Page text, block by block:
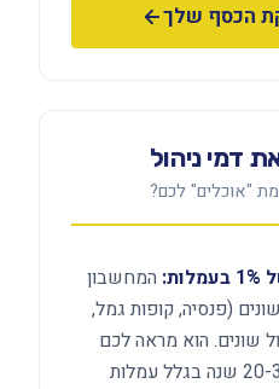
הכסף שלך
דמי ניהול
"אוכלים" לכם?
המחשבון
(פנסיה, קופות גמל,
שונים. הוא מראה לכם
כמה כסף תאבדו לאורך 20-30 שנה בגלל עמלות